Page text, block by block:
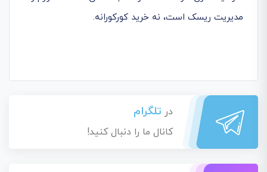
مدیریت ریسک است، نه خرید کورکورانه.
در تلگرام
کانال ما را دنبال کنید!